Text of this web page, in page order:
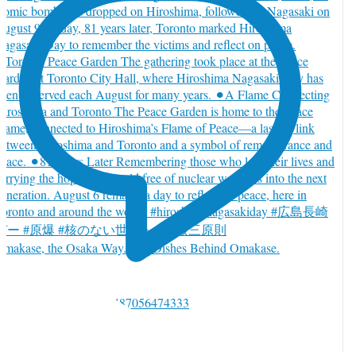
で返信 2085762487056474333
the Osaka Way. The Dishes Behind Omakase.